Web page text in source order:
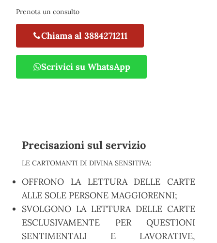
Prenota un consulto
Chiama al 3884271211
Scrivici su WhatsApp
Precisazioni sul servizio
LE CARTOMANTI DI DIVINA SENSITIVA:
OFFRONO LA LETTURA DELLE CARTE
ALLE SOLE PERSONE MAGGIORENNI;
SVOLGONO LA LETTURA DELLE CARTE
ESCLUSIVAMENTE PER QUESTIONI
SENTIMENTALI E LAVORATIVE,